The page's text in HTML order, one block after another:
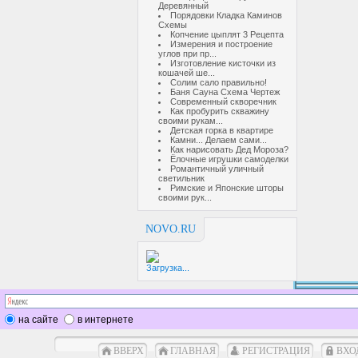
Деревянный
Порядовки Кладка Каминов
Схемы
Копчение цыплят 3 Рецепта
Измерения и построение
углов при пр...
Изготовление кисточки из
кошачей ше...
Солим сало правильно!
Баня Сауна Схема Чертеж
Современный скворечник
Как пробурить скважину
своими рукам...
Детская горка в квартире
Камни... Делаем сами...
Как нарисовать Дед Мороза?
Ёлочные игрушки самоделки
Романтичный уличный
светильник
Римские и Японские шторы
своими рук...
NOVO.RU
Загрузка...
на сайте в интернете
ВВЕРХ ГЛАВНАЯ РЕГИСТРАЦИЯ